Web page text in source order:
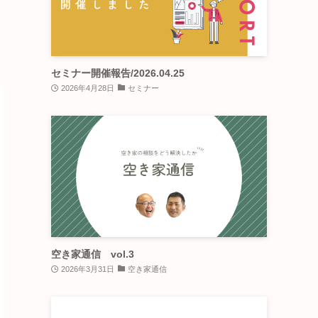
セミナー開催報告/2026.04.25
2026年4月28日 セミナー
空き家通信 vol.3
2026年3月31日 空き家通信